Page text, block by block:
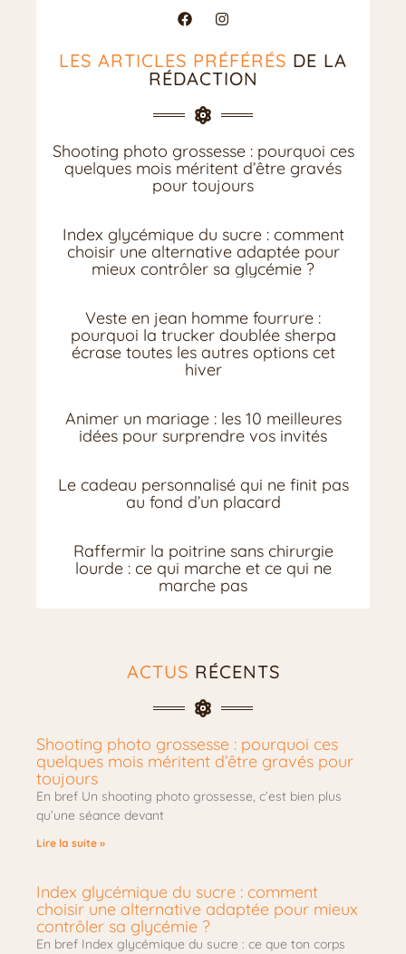
LES ARTICLES PRÉFÉRÉS DE LA
RÉDACTION
Shooting photo grossesse : pourquoi ces
quelques mois méritent d’être gravés
pour toujours
Index glycémique du sucre : comment
choisir une alternative adaptée pour
mieux contrôler sa glycémie ?
Veste en jean homme fourrure :
pourquoi la trucker doublée sherpa
écrase toutes les autres options cet
hiver
Animer un mariage : les 10 meilleures
idées pour surprendre vos invités
Le cadeau personnalisé qui ne finit pas
au fond d’un placard
Raffermir la poitrine sans chirurgie
lourde : ce qui marche et ce qui ne
marche pas
ACTUS RÉCENTS
Shooting photo grossesse : pourquoi ces
quelques mois méritent d’être gravés pour
toujours
En bref Un shooting photo grossesse, c’est bien plus
qu’une séance devant
Lire la suite »
Index glycémique du sucre : comment
choisir une alternative adaptée pour mieux
contrôler sa glycémie ?
En bref Index glycémique du sucre : ce que ton corps